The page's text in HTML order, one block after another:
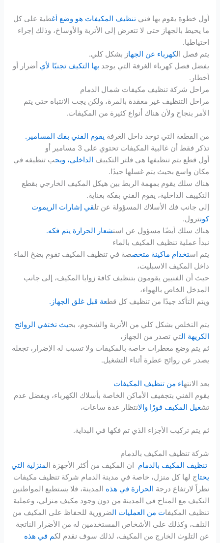
أول خطوة يقوم بها فني تنظيف المكيفات هو وضع أغطية على كل
ما يحيط بالجهاز حتى لا تتعرض إلى الأتربة والأوساخ، وذلك إجراء
احتياطيا.
يتم فصل الكهرباء عن الجهاز بشكل كلي.
يفضل فصل كهرباء الغرفة التي يوجد بها التكيف تجنبًا لأي أضرار أو
أخطار.
مراحل شركة تنظيف مكيفات شمال الدمام
مراحل التنظيف غير معقدة بالمرة، ولكن يجب الانتباه حتى يتم
الأمر بنجاح ولأن هناك أنواع كثيرة من المكيفات.
من القطعة التي توجد داخل الغرفة يقوم الفني بفك المسامير.
تذكر فقط أن غالبية المكيفات تحتوي على 3 مسامير أو
أول قطع يتم تنظيفها هي فلتر التكييف الداخلي، ويجب تنظيفه في
مكان واسع بحيث يتم غسلها جيدًا.
هناك سلك يقوم بمهمة الربط بين هيكل المكيف الخارجي بقطع
التكييف الداخلية، يقوم الفني بفكه بعناية.
إلى جانب فك الأسلاك المسؤولة عن تلقي إشارات الريموت
كونترول.
هناك سلك أيضًا مسؤول عن استشعار الحرارة يتم فكه.
نبدأ عملية تنظيف المكيف بالماء
يتم استخدام ماكينة متخصصة في تنظيف المكيف تقوم بضخ الماء
داخل المكيف الاسبليت،
حيث أن الفنيين يقومون بتنظيف كافة زوايا المكيف، إلى جانب
المدخل الخاص بالهواء،
ويتم التأكد جيدًا من تنظيف كل قطعة قبل غلق الجهاز.
يتم التخلص بشكل كلي من الأتربة والشحوم، بحيث تختفي الروائح
الكريهة التي تصدر من الجهاز،
ثم يتم وضع معطرات خاصة بالمكيفات ولا تسبب له الإضرار، تجعله
يصدر عن روائح عطرة أثناء التشغيل.
بعد الانتهاء من تنظيف المكيفات
يقوم الفني بتجفيف الأماكن الخاصة بأسلاك الكهرباء، ويفضل عدم
تشغيل المكيف فورًا والانتظار عدة ساعات،
ثم يتم تركيب الأجزاء الذي تم فكها في البداية.
شركة تنظيف المكيف بالدمام
تنظيف المكيف بالدمام ان المكيف من أكثر الأجهزة المنزلية التي
يحتاج لها كل منزل، خاصة في مدينة الدمام شركة تنظيف مكيفات
نظراً لارتفاع درجة الحرارة في هذه المدينة، فلا يستطيع المواطنين
التكيف مع المناخ في المدينة من دون وجود مكيف منزلي، وعملية
تنظيف المكيفات من العمليات الضرورية للحفاظ على المكيف من
التلف، وكذلك على الأشخاص المستخدمين له من الأضرار الناتجة
عن التلوث الخارج من المكيف، لذلك سوف نقدم لكم في هذه